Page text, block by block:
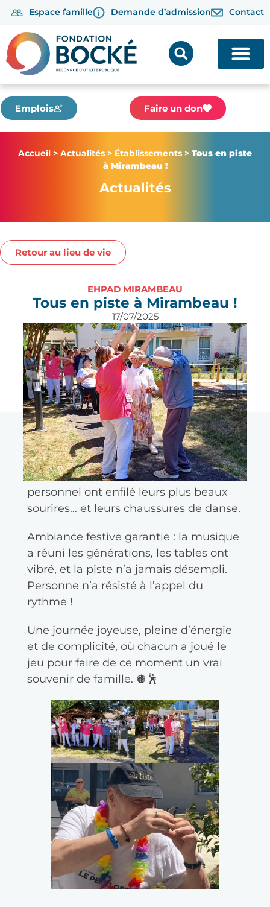
Espace famille Demande d’admission Contact
Emplois Faire un don
Accueil > Actualités > Établissements > Tous en piste
à Mirambeau !
Actualités
Retour au lieu de vie
EHPAD MIRAMBEAU
Tous en piste à Mirambeau !
17/07/2025
À Saint-Vivien-de-Médoc, la fête des
familles de l’EHPAD Mirambeau a mis
tout le monde en mouvement !
Résidents, familles, et membres du
personnel ont enfilé leurs plus beaux
sourires… et leurs chaussures de danse.
Ambiance festive garantie : la musique
a réuni les générations, les tables ont
vibré, et la piste n’a jamais désempli.
Personne n’a résisté à l’appel du
rythme !
Une journée joyeuse, pleine d’énergie
et de complicité, où chacun a joué le
jeu pour faire de ce moment un vrai
souvenir de famille. 🪩🕺